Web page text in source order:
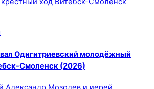
Одигитриевский молодёжный
Смоленск (2026)